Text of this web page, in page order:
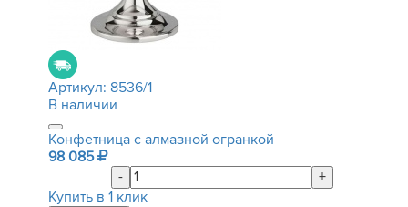
Артикул: 8536/1
В наличии
Конфетница с алмазной огранкой
98 085
-
+
Купить в 1 клик